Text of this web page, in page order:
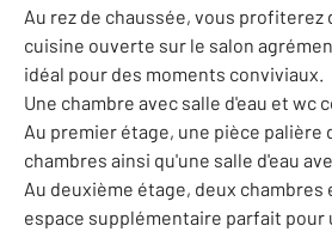
Au rez de chaussée, vous profiterez
cuisine ouverte sur le salon
idéal pour des moments conviviaux.
Une chambre avec salle d'eau et wc
Au premier étage, une pièce palière
chambres ainsi qu'une salle d'eau
Au deuxième étage, deux
espace supplémentaire parfait pour